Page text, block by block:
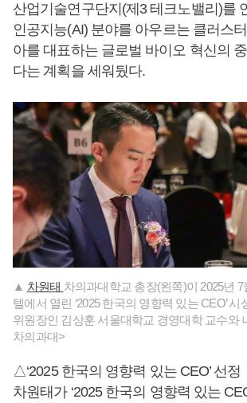
산업기술연구단지(제3 테크노밸리)를
인공지능(AI) 분야를 아우르는 클러스
아를 대표하는 글로벌 바이오 혁신의
다는 계획을 세워뒀다.
▲ 차원태 차의과대학교 총장(왼쪽)이 2025년
텔에서 열린 ‘2025 한국의 영향력 있는 CEO’
위원장인 김상훈 서울대학교 경영대학 교수와
차의과대>
△‘2025 한국의 영향력 있는 CEO’ 선정
차원태가 ‘2025 한국의 영향력 있는